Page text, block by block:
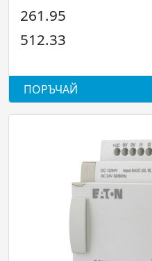
EUR/БР с ДДС
BGN/БР с ДДС